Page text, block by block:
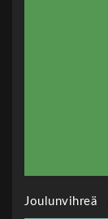
Joulunvihreä